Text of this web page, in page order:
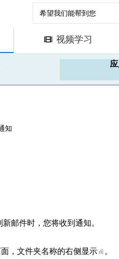
视频学习
知
邮件时，您将收到通知。
，文件夹名称的右侧显示
。